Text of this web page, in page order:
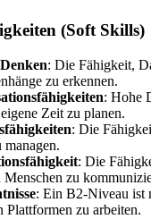
(Soft Skills)
: Die Fähigkeit,
zu erkennen.
: Hohe
Zeit zu planen.
: Die
: Die
Menschen zu
: Ein B2-Niveau ist
Plattformen zu arbeiten.